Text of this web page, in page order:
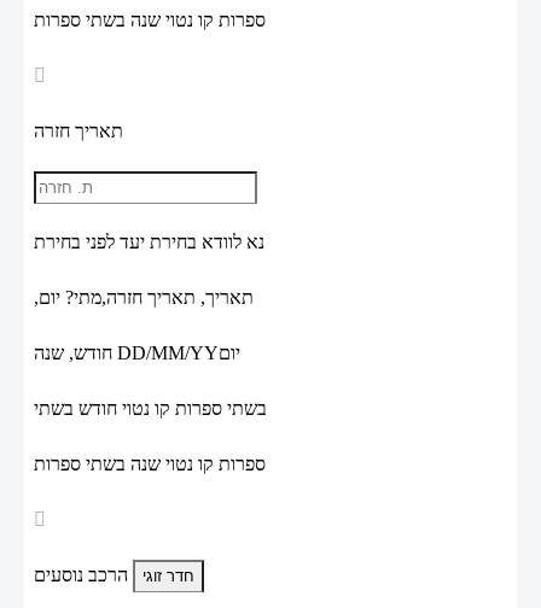
ספרות קו נטוי שנה בשתי ספרות
תאריך חזרה
נא לוודא בחירת יעד לפני בחירת
תאריך, תאריך חזרה,מתי? יום,
DD/MM/YYיום
בשתי ספרות קו נטוי חודש בשתי
ספרות קו נטוי שנה בשתי ספרות
הרכב נוסעים